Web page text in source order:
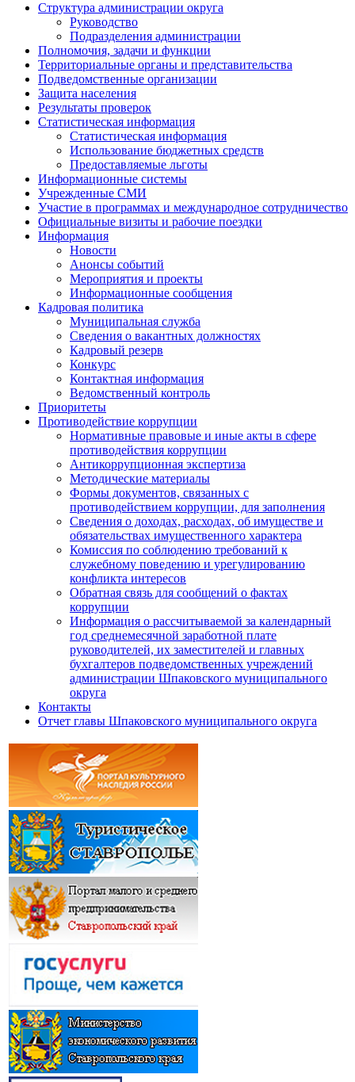
Структура администрации округа
Руководство
Подразделения администрации
Полномочия, задачи и функции
Территориальные органы и представительства
Подведомственные организации
Защита населения
Результаты проверок
Статистическая информация
Статистическая информация
Использование бюджетных средств
Предоставляемые льготы
Информационные системы
Учрежденные СМИ
Участие в программах и международное сотрудничество
Официальные визиты и рабочие поездки
Информация
Новости
Анонсы событий
Мероприятия и проекты
Информационные сообщения
Кадровая политика
Муниципальная служба
Сведения о вакантных должностях
Кадровый резерв
Конкурс
Контактная информация
Ведомственный контроль
Приоритеты
Противодействие коррупции
Нормативные правовые и иные акты в сфере
противодействия коррупции
Антикоррупционная экспертиза
Методические материалы
Формы документов, связанных с
противодействием коррупции, для заполнения
Сведения о доходах, расходах, об имуществе и
обязательствах имущественного характера
Комиссия по соблюдению требований к
служебному поведению и урегулированию
конфликта интересов
Обратная связь для сообщений о фактах
коррупции
Информация о рассчитываемой за календарный
год среднемесячной заработной плате
руководителей, их заместителей и главных
бухгалтеров подведомственных учреждений
администрации Шпаковского муниципального
округа
Контакты
Отчет главы Шпаковского муниципального округа